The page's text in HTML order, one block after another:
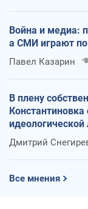
Война и медиа:
а СМИ играют
Павел Казарин
В плену
Константиновка
оккупантов
Дмитрий
Все мнения